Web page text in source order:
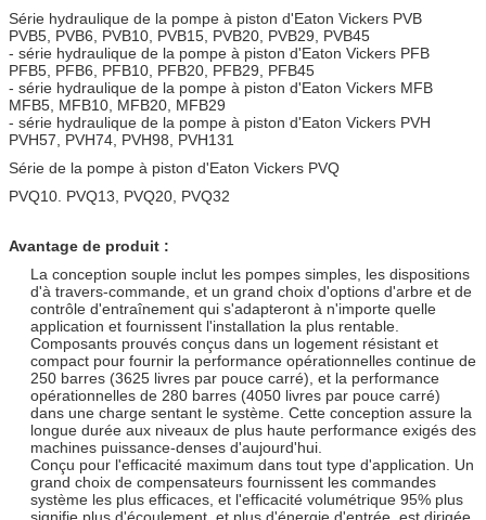
Série hydraulique de la pompe à piston d'Eaton Vickers PVB
PVB5, PVB6, PVB10, PVB15, PVB20, PVB29, PVB45
- série hydraulique de la pompe à piston d'Eaton Vickers PFB
PFB5, PFB6, PFB10, PFB20, PFB29, PFB45
- série hydraulique de la pompe à piston d'Eaton Vickers MFB
MFB5, MFB10, MFB20, MFB29
- série hydraulique de la pompe à piston d'Eaton Vickers PVH
PVH57, PVH74, PVH98, PVH131
Série de la pompe à piston d'Eaton Vickers PVQ
PVQ10. PVQ13, PVQ20, PVQ32
Avantage de produit :
La conception souple inclut les pompes simples, les dispositions
d'à travers-commande, et un grand choix d'options d'arbre et de
contrôle d'entraînement qui s'adapteront à n'importe quelle
application et fournissent l'installation la plus rentable.
Composants prouvés conçus dans un logement résistant et
compact pour fournir la performance opérationnelles continue de
250 barres (3625 livres par pouce carré), et la performance
opérationnelles de 280 barres (4050 livres par pouce carré)
dans une charge sentant le système. Cette conception assure la
longue durée aux niveaux de plus haute performance exigés des
machines puissance-denses d'aujourd'hui.
Conçu pour l'efficacité maximum dans tout type d'application. Un
grand choix de compensateurs fournissent les commandes
système les plus efficaces, et l'efficacité volumétrique 95% plus